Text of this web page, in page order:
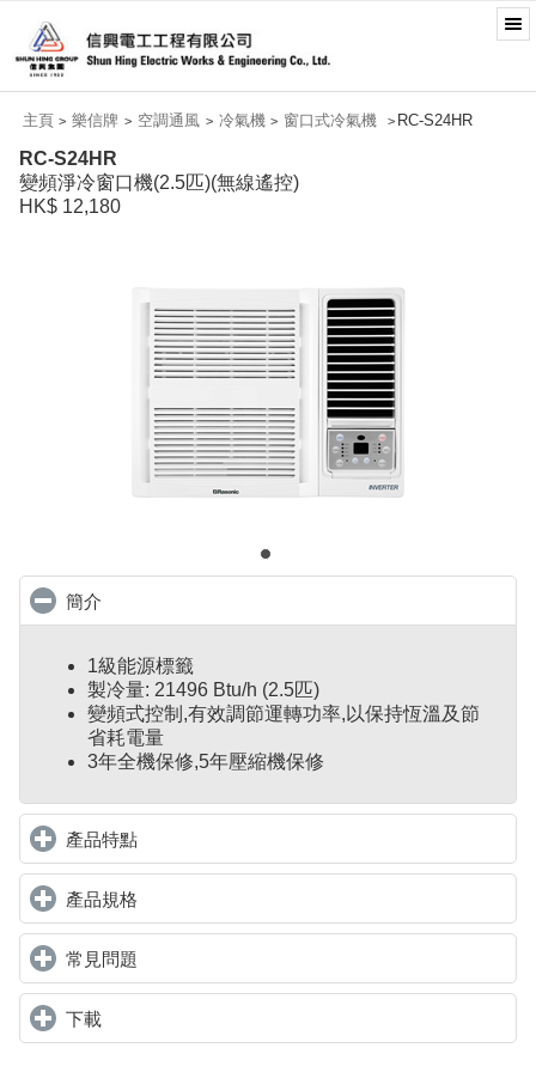
主頁 > 樂信牌 > 空調通風 > 冷氣機 > 窗口式冷氣機 > RC-S24HR
RC-S24HR
變頻淨冷窗口機(2.5匹)(無線遙控)
HK$ 12,180
簡介
1級能源標籤
製冷量: 21496 Btu/h (2.5匹)
變頻式控制 ,有效調節運轉功率,以保持恆溫及節
省耗電量
3年全機保修,5年壓縮機保修
產品特點click to expand contents
產品規格
常見問題
下載click to expand contents